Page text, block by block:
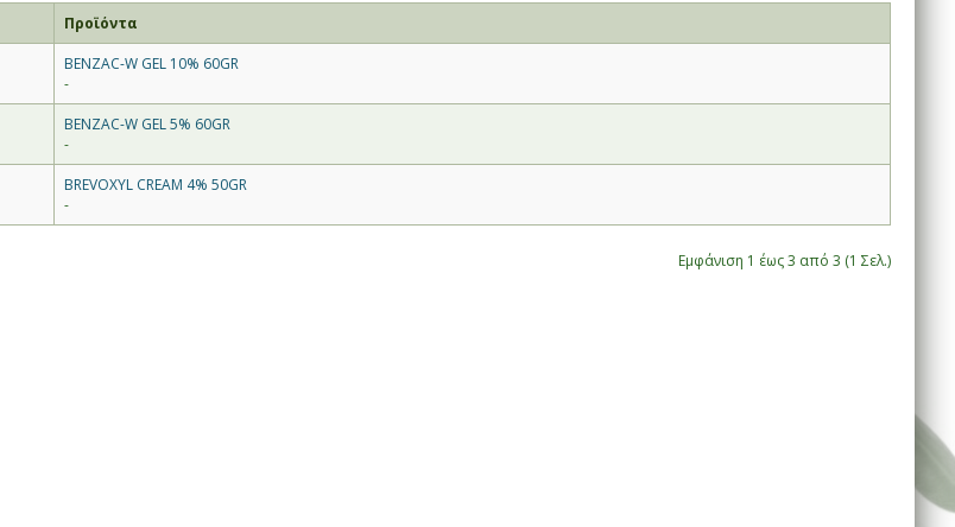
Προϊόντα
BENZAC-W GEL 10% 60GR
-
BENZAC-W GEL 5% 60GR
-
BREVOXYL CREAM 4% 50GR
-
Εμφάνιση 1 έως 3 από 3 (1 Σελ.)